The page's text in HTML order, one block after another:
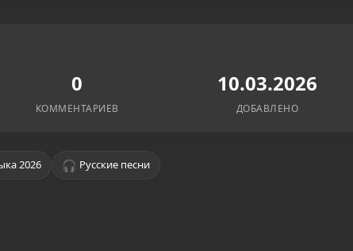
0
КОММЕНТАРИЕВ
10.03.2026
ДОБАВЛЕНО
2026 🎧 Русские песни